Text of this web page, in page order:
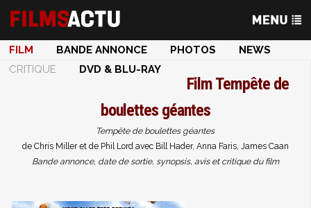
FILM BANDE ANNONCE PHOTOS
NEWS
CRITIQUE
DVD & BLU-RAY
FilmTempête de
boulettes géantes
Tempête de boulettes géantes
de Chris Miller et de Phil Lord avec Bill Hader, Anna Faris, James Caan
Bande annonce, date de sortie, synopsis, avis et critique du film